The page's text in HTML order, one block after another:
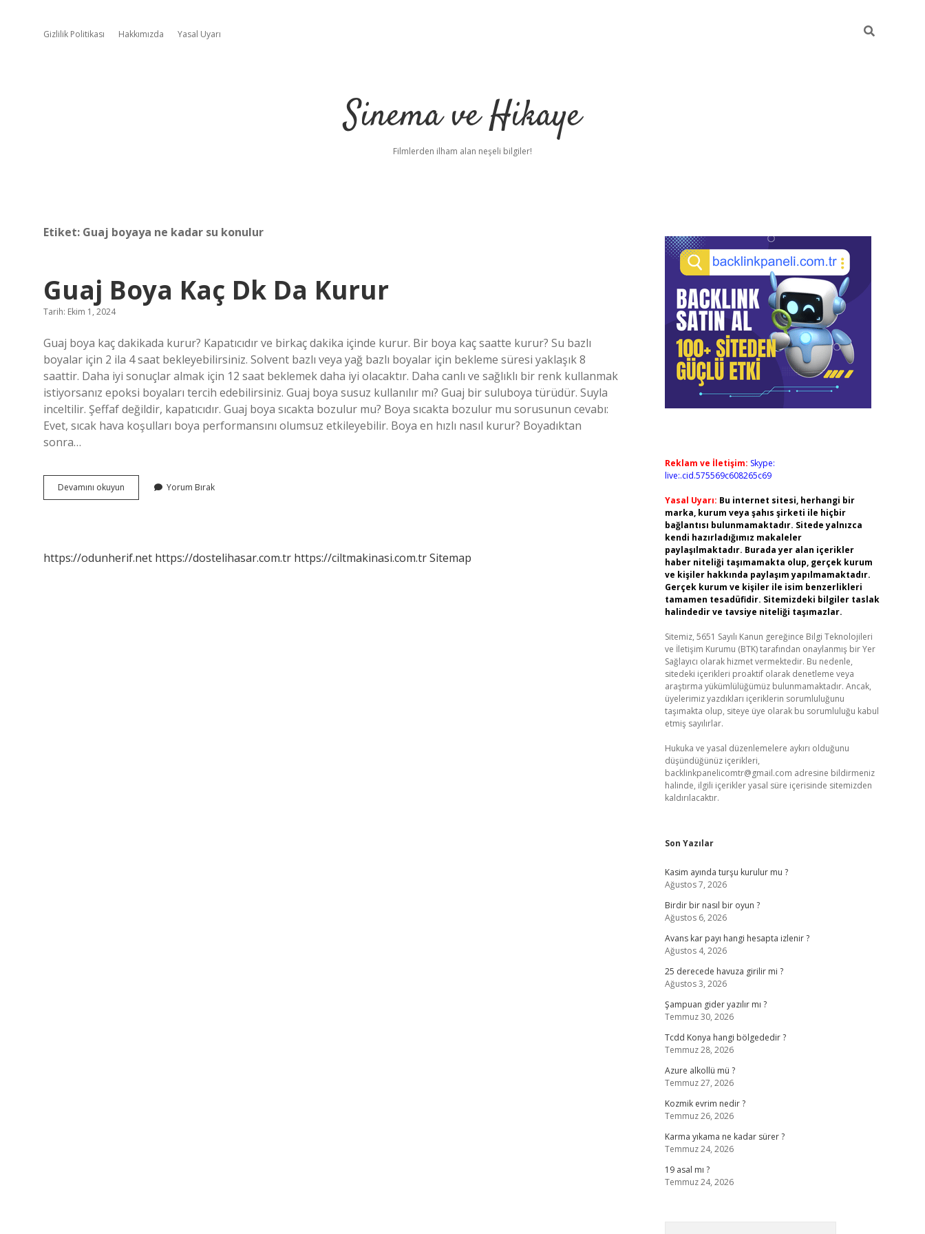
Gizlilik Politikası Hakkımızda Yasal Uyarı
Sinema ve Hikaye
Filmlerden ilham alan neşeli bilgiler!
Etiket: Guaj boyaya ne kadar su konulur
Guaj Boya Kaç Dk Da Kurur
Tarih: Ekim 1, 2024
Guaj boya kaç dakikada kurur? Kapatıcıdır ve birkaç dakika içinde kurur. Bir boya kaç saatte kurur? Su bazlı
boyalar için 2 ila 4 saat bekleyebilirsiniz. Solvent bazlı veya yağ bazlı boyalar için bekleme süresi yaklaşık 8
saattir. Daha iyi sonuçlar almak için 12 saat beklemek daha iyi olacaktır. Daha canlı ve sağlıklı bir renk kullanmak
istiyorsanız epoksi boyaları tercih edebilirsiniz. Guaj boya susuz kullanılır mı? Guaj bir suluboya türüdür. Suyla
inceltilir. Şeffaf değildir, kapatıcıdır. Guaj boya sıcakta bozulur mu? Boya sıcakta bozulur mu sorusunun cevabı:
Evet, sıcak hava koşulları boya performansını olumsuz etkileyebilir. Boya en hızlı nasıl kurur? Boyadıktan
sonra…
Devamını okuyun
Boya
Yorum Bırak
https://odunherif.net https://dostelihasar.com.tr https://ciltmakinasi.com.trSitemap
Sidebar
Reklam ve İletişim: Skype:
live:.cid.575569c608265c69
Yasal Uyarı: Bu internet sitesi, herhangi bir
marka, kurum veya şahıs şirketi ile hiçbir
bağlantısı bulunmamaktadır. Sitede yalnızca
kendi hazırladığımız makaleler
paylaşılmaktadır. Burada yer alan içerikler
haber niteliği taşımamakta olup, gerçek kurum
ve kişiler hakkında paylaşım yapılmamaktadır.
Gerçek kurum ve kişiler ile isim benzerlikleri
tamamen tesadüfidir. Sitemizdeki bilgiler taslak
halindedir ve tavsiye niteliği taşımazlar.
Sitemiz, 5651 Sayılı Kanun gereğince Bilgi Teknolojileri
ve İletişim Kurumu (BTK) tarafından onaylanmış bir Yer
Sağlayıcı olarak hizmet vermektedir. Bu nedenle,
sitedeki içerikleri proaktif olarak denetleme veya
araştırma yükümlülüğümüz bulunmamaktadır. Ancak,
üyelerimiz yazdıkları içeriklerin sorumluluğunu
taşımakta olup, siteye üye olarak bu sorumluluğu kabul
etmiş sayılırlar.
Hukuka ve yasal düzenlemelere aykırı olduğunu
düşündüğünüz içerikleri,
backlinkpanelicomtr@gmail.com adresine bildirmeniz
halinde, ilgili içerikler yasal süre içerisinde sitemizden
kaldırılacaktır.
Son Yazılar
Kasim ayında turşu kurulur mu ?
Ağustos 7, 2026
Birdir bir nasıl bir oyun ?
Ağustos 6, 2026
Avans kar payı hangi hesapta izlenir ?
Ağustos 4, 2026
25 derecede havuza girilir mi ?
Ağustos 3, 2026
Şampuan gider yazılır mı ?
Temmuz 30, 2026
Tcdd Konya hangi bölgededir ?
Temmuz 28, 2026
Azure alkollü mü ?
Temmuz 27, 2026
Kozmik evrim nedir ?
Temmuz 26, 2026
Karma yıkama ne kadar sürer ?
Temmuz 24, 2026
19 asal mı ?
Temmuz 24, 2026